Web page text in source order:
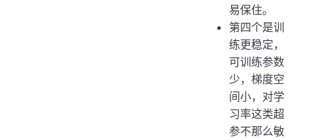
易保住。
第四个是训
练更稳定，
可训练参数
少，梯度空
间小，对学
习率这类超
参不那么敏